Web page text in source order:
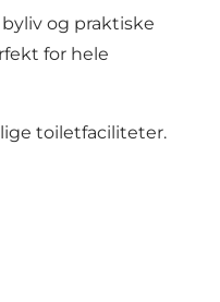
og praktiske
for hele
toiletfaciliteter.